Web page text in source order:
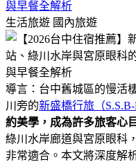
與早餐全解析
生活旅遊 國內旅遊
導言：台中舊城區的慢活
川旁的新盛橋行旅（S.S.B-
約美學，成為許多旅客心
綠川水岸廊道與宮原眼科
非常適合。本文將深度解